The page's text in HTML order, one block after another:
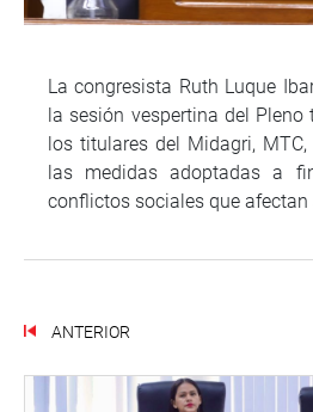
La congresista Ruth Luque
la sesión vespertina del
los titulares del Midagri,
las medidas adoptadas a
conflictos sociales que afectan
ANTERIOR